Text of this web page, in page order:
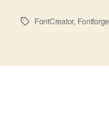
標
FontCreator, Fontforge